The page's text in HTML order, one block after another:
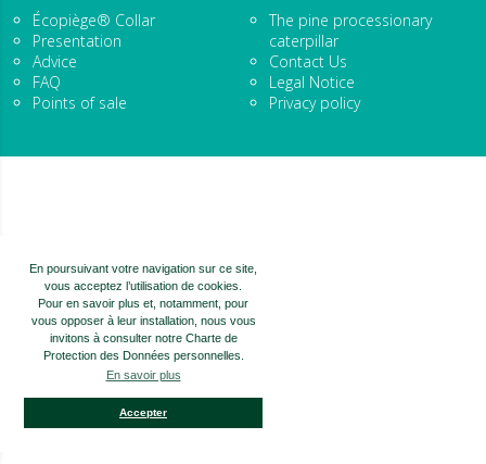
En poursuivant votre navigation sur ce site,
vous acceptez l’utilisation de cookies.
Pour en savoir plus et, notamment, pour
vous opposer à leur installation, nous vous
invitons à consulter notre Charte de
Protection des Données personnelles.
En savoir plus
Accepter
Écopiège® Collar
Presentation
Advice
FAQ
Points of sale
The pine processionary
caterpillar
Contact Us
Legal Notice
Privacy policy